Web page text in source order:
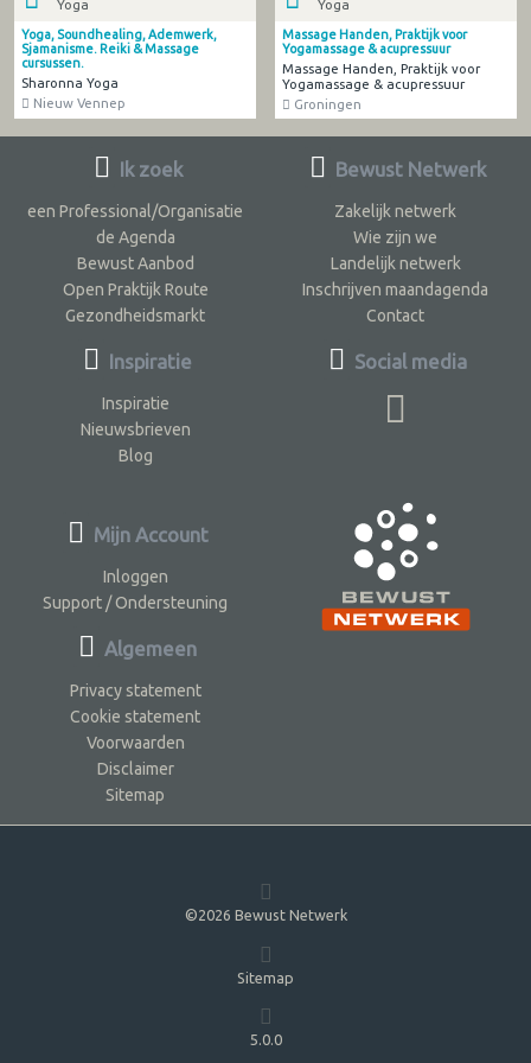
Yoga
Yoga, Soundhealing, Ademwerk,
Sjamanisme. Reiki & Massage
cursussen.
Sharonna Yoga
Nieuw Vennep
Yoga
Massage Handen, Praktijk voor
Yogamassage & acupressuur
Massage Handen, Praktijk voor
Yogamassage & acupressuur
Groningen
Ik zoek
een Professional/Organisatie
de Agenda
Bewust Aanbod
Open Praktijk Route
Gezondheidsmarkt
Inspiratie
Inspiratie
Nieuwsbrieven
Blog
Bewust Netwerk
Zakelijk netwerk
Wie zijn we
Landelijk netwerk
Inschrijven maandagenda
Contact
Social media
Mijn Account
Inloggen
Support / Ondersteuning
Algemeen
Privacy statement
Cookie statement
Voorwaarden
Disclaimer
Sitemap
©2026 Bewust Netwerk
Sitemap
5.0.0